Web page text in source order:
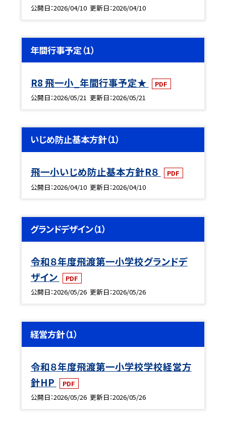
公開日 2026/04/10 更新日 2026/04/10
年間行事予定（1）
R8 飛一小_年間行事予定★
PDF
公開日 2026/05/21 更新日 2026/05/21
いじめ防止基本方針（1）
飛一小いじめ防止基本方針R８
PDF
公開日 2026/04/10 更新日 2026/04/10
グランドデザイン（1）
令和８年度飛渡第一小学校グランドデ
ザイン
PDF
公開日 2026/05/26 更新日 2026/05/26
経営方針（1）
令和８年度飛渡第一小学校学校経営方
針HP
PDF
公開日 2026/05/26 更新日 2026/05/26